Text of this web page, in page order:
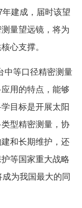
建成，届时该望
量望远镜，将为
心支撑。
等口径精密测量
用的特点，能够
目标是开展太阳
型精密测量，协
和长期维护，还
等国家重大战略
为我国最大的同